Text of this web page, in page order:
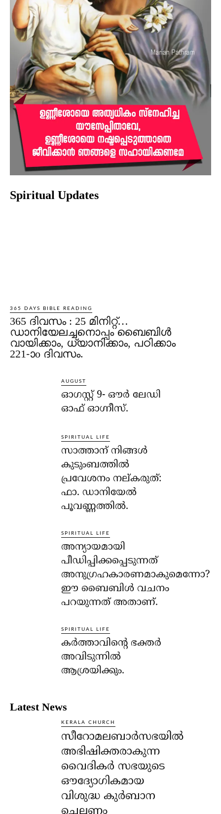
Spiritual Updates
365 DAYS BIBLE READING
365 ദിവസം : 25 മിനിറ്റ്…
ഡാനിയേലച്ചനൊപ്പം ബൈബിൾ
വായിക്കാം, ധ്യാനിക്കാം, പഠിക്കാം
221-ാo ദിവസം.
AUGUST
ഓഗസ്റ്റ് 9- ഔര്‍ ലേഡി
ഓഫ് ഓഗ്നീസ്.
SPIRITUAL LIFE
സാത്താന് നിങ്ങള്‍
കുടുംബത്തില്‍
പ്രവേശനം നല്കരുത്:
ഫാ. ഡാനിയേല്‍
പൂവണ്ണത്തില്‍.
SPIRITUAL LIFE
അന്യായമായി
പീഡിപ്പിക്കപ്പെടുന്നത്
അനുഗ്രഹകാരണമാകുമെന്നോ?
ഈ ബൈബിള്‍ വചനം
പറയുന്നത് അതാണ്.
SPIRITUAL LIFE
കര്‍ത്താവിന്റെ ഭക്തര്‍
അവിടുന്നില്‍
ആശ്രയിക്കും.
Latest News
KERALA CHURCH
സീറോമലബാർസഭയിൽ
അഭിഷിക്തരാകുന്ന
വൈദികർ സഭയുടെ
ഔദ്യോഗികമായ
വിശുദ്ധ കുർബാന
ചെല്ലണം